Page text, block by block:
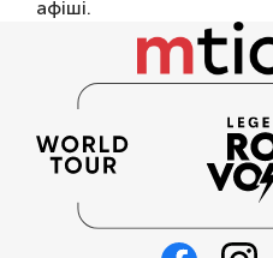
афіші.